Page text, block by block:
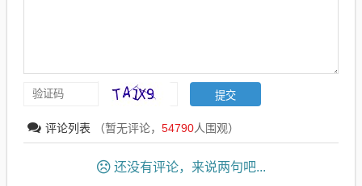
评论列表 （暂无评论， 54790人围观）
还没有评论，来说两句吧...